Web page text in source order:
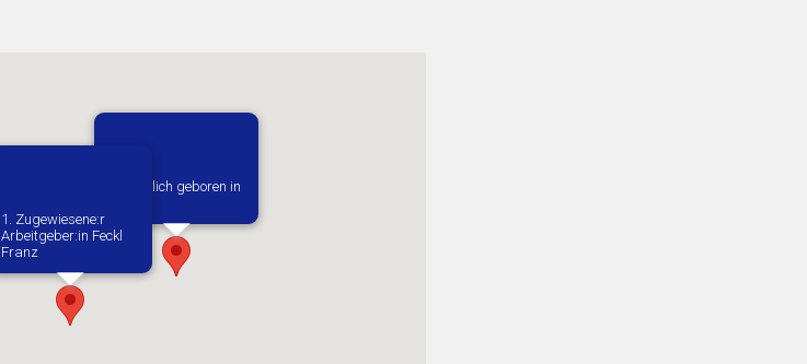
Vermutlich geboren in
1. Zugewiesene:r
Arbeitgeber:in​ Feckl
Franz